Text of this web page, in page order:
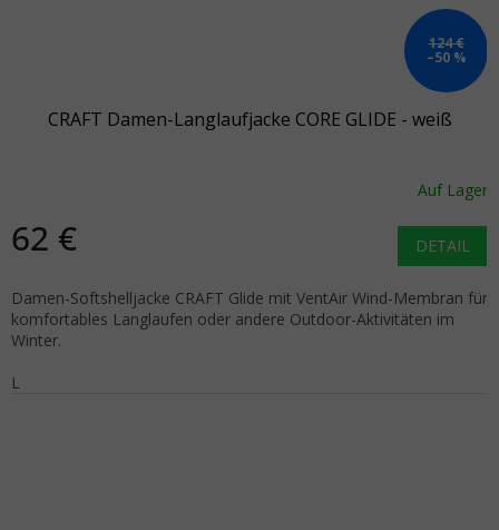
124 €
–50 %
CRAFT Damen-Langlaufjacke CORE GLIDE - weiß
Auf Lager
62 € DETAIL
Damen-Softshelljacke CRAFT Glide mit VentAir Wind-Membran für
komfortables Langlaufen oder andere Outdoor-Aktivitäten im
Winter.
L